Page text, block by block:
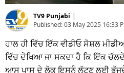
TV9 Punjabi |
Published:03 May 2025 16:33
ਹਾਲ ਹੀ ਵਿੱਚ ਇੱਕ ਵੀਡੀਓ ਸੋਸ਼ਲ
ਵਿੱਚ ਦੇਖਿਆ ਜਾ ਸਕਦਾ ਹੈ ਕਿ ਇੱਕ
ਆਸ ਪਾਸ ਦੇ ਲੋਕ ਇਸਨੂੰ ਲੁੱਟਣ ਲਈ